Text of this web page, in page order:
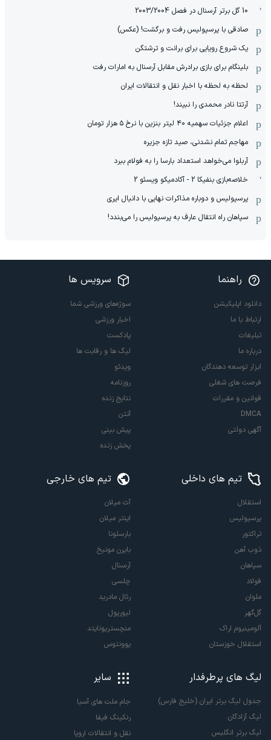
10 گل برتر آرسنال در فصل 2003/2004
صادقی با پرسپولیس رفت و برگشت! (عکس)
یک شروع رویایی برای برانت و ترشتگن
بلینگام برای بازی برادرش مقابل آرسنال به امارات رفت
لحظه به لحظه با اخبار نقل و انتقالات ایران
آرتتا نادر محمدی را نبیند!
اعلام جزئیات سهمیه ۴۰ لیتر بنزین با نرخ ۵ هزار تومان
مهاجم تمام نشدنی، صید تازه جزیره
آربلوا می‌خواهد استعداد بارسا را به فولام ببرد
خلاصه‌بازی بنفیکا 2 - آکادمیکو ویسئو 2
پرسپولیس و دوباره مذاکرات نهایی با دانیال ایری
سپاهان راه انتقال عارف به پرسپولیس را می‌بندد!
راهنما
دانلود اپلیکیشن
ارتباط با ما
تبلیغات
درباره ما
ابزار توسعه دهندگان
فرصت های شغلی
قوانین و مقررات
DMCA
آگهی دولتی
سرویس ها
سوژه‌های ورزشی شما
اخبار ورزشی
پادکست
لیگ ها و رقابت ها
ویدئو
روزنامه
نتایج زنده
آنتن
پیش بینی
پخش زنده
تیم های داخلی
استقلال
پرسپولیس
تراکتور
ذوب آهن
سپاهان
فولاد
ملوان
گل‌گهر
آلومینیوم اراک
استقلال خوزستان
تیم های خارجی
آث میلان
اینتر میلان
بارسلونا
بایرن مونیخ
آرسنال
چلسی
رئال مادرید
لیورپول
منچستریونایتد
یوونتوس
لیگ های پرطرفدار
جدول لیگ برتر ایران (خلیج فارس)
لیگ آزادگان
لیگ برتر انگلیس
سایر
جام ملت های آسیا
رنکینگ فیفا
نقل و انتقالات اروپا